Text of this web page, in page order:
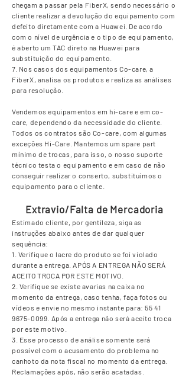
chegam a passar pela FiberX, sendo necessário o
cliente realizar a devolução do equipamento com
defeito diretamente com a Huawei. De acordo
com o nível de urgência e o tipo de equipamento,
é aberto um TAC direto na Huawei para
substituição do equipamento.
7. Nos casos dos equipamentos Co-care, a
FiberX, analisa os produtos e realiza as análises
para resolução.
Vendemos equipamentos em hi-care e em co-
care, dependendo da necessidade do cliente.
Todos os contratos são Co-care, com algumas
exceções Hi-Care. Mantemos um spare part
mínimo de trocas, para isso, o nosso suporte
técnico testa o equipamento e em caso de não
conseguir realizar o conserto, substituímos o
equipamento para o cliente.
Extravio/Falta de Mercadoria
Estimado cliente, por gentileza, siga as
instruções abaixo antes de dar qualquer
sequência:
1. Verifique o lacre do produto se foi violado
durante a entrega. APÓS A ENTREGA NÃO SERÁ
ACEITO TROCA POR ESTE MOTIVO.
2. Verifique se existe avarias na caixa no
momento da entrega, caso tenha, faça fotos ou
vídeos e envie no mesmo instante para:55 41
9675-0099 . Após a entrega não será aceito troca
por este motivo.
3. Esse processo de análise somente será
possível com o acusamento do problema no
canhoto da nota fiscal no momento da entrega.
Reclamações após, não serão acatadas.